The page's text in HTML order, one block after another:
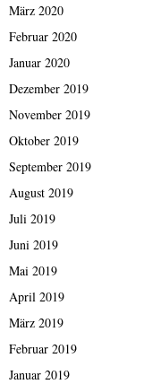
März 2020
Februar 2020
Januar 2020
Dezember 2019
November 2019
Oktober 2019
September 2019
August 2019
Juli 2019
Juni 2019
Mai 2019
April 2019
März 2019
Februar 2019
Januar 2019